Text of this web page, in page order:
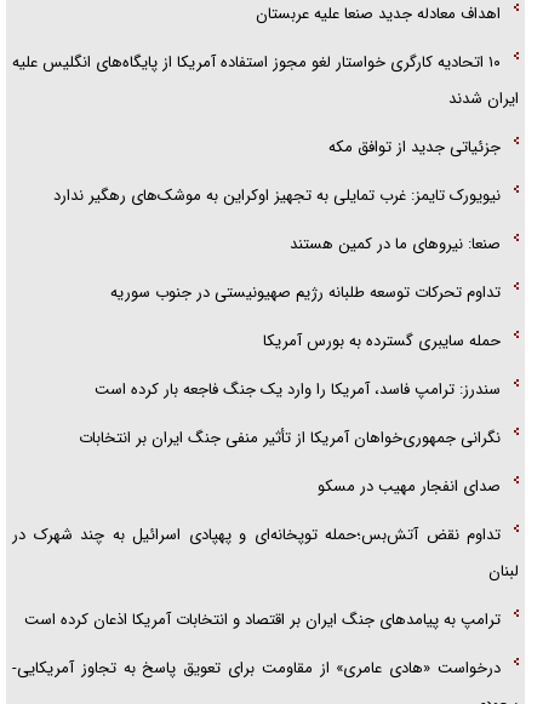
اهداف معادله جدید صنعا علیه عربستان
۱۰ اتحادیه کارگری خواستار لغو مجوز استفاده آمریکا از پایگاه‌های انگلیس علیه
ایران شدند
جزئیاتی جدید از توافق مکه
نیویورک تایمز: غرب تمایلی به تجهیز اوکراین به موشک‌های رهگیر ندارد
صنعا: نیروهای ما در کمین‌ هستند
تداوم تحرکات توسعه طلبانه رژیم صهیونیستی در جنوب سوریه
حمله سایبری گسترده به بورس آمریکا
سندرز: ترامپ فاسد، آمریکا را وارد یک جنگ فاجعه بار کرده است
نگرانی جمهوری‌خواهان آمریکا از تأثیر منفی جنگ ایران بر انتخابات
صدای انفجار مهیب در مسکو
تداوم نقض آتش‌بس؛حمله توپخانه‌ای و پهپادی اسرائیل به چند شهرک در
لبنان
ترامپ به پیامدهای جنگ ایران بر اقتصاد و انتخابات آمریکا اذعان کرده است
درخواست «هادی عامری» از مقاومت برای تعویق پاسخ به تجاوز آمریکایی-